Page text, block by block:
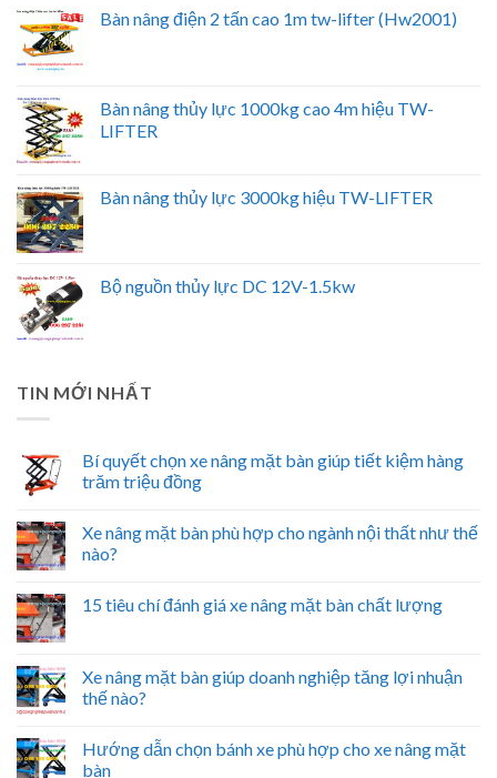
Bàn nâng điện 2 tấn cao 1m tw-lifter (Hw2001)
Bàn nâng thủy lực 1000kg cao 4m hiệu TW-
LIFTER
Bàn nâng thủy lực 3000kg hiệu TW-LIFTER
Bộ nguồn thủy lực DC 12V-1.5kw
TIN MỚI NHẤT
Bí quyết chọn xe nâng mặt bàn giúp tiết kiệm hàng
trăm triệu đồng
Xe nâng mặt bàn phù hợp cho ngành nội thất như thế
nào?
15 tiêu chí đánh giá xe nâng mặt bàn chất lượng
Xe nâng mặt bàn giúp doanh nghiệp tăng lợi nhuận
thế nào?
Hướng dẫn chọn bánh xe phù hợp cho xe nâng mặt
bàn